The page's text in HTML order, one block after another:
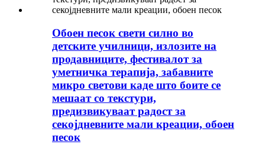
Обоен песок свети силно во
детските училници, излозите на
продавниците, фестивалот за
уметничка терапија, забавните
микро светови каде што боите се
мешаат со текстури,
предизвикуваат радост за
секојдневните мали креации, обоен
песок